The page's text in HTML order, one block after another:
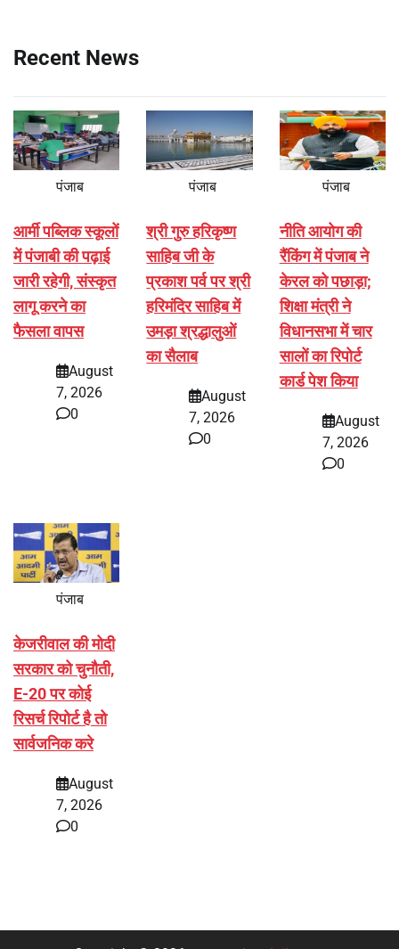
Recent News
पंजाब
आर्मी पब्लिक स्कूलों
में पंजाबी की पढ़ाई
जारी रहेगी, संस्कृत
लागू करने का
फैसला वापस
August
7, 2026
0
पंजाब
श्री गुरु हरिकृष्ण
साहिब जी के
प्रकाश पर्व पर श्री
हरिमंदिर साहिब में
उमड़ा श्रद्धालुओं
का सैलाब
August
7, 2026
0
पंजाब
नीति आयोग की
रैंकिंग में पंजाब ने
केरल को पछाड़ा;
शिक्षा मंत्री ने
विधानसभा में चार
सालों का रिपोर्ट
कार्ड पेश किया
August
7, 2026
0
पंजाब
केजरीवाल की मोदी
सरकार को चुनौती,
E-20 पर कोई
रिसर्च रिपोर्ट है तो
सार्वजनिक करे
August
7, 2026
0